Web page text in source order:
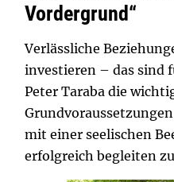
Vordergrund“
Verlässliche
investieren – das sind
Peter Taraba die
mit einer seelischen
erfolgreich begleiten